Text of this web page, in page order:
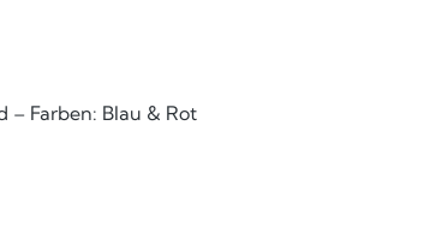
– Farben: Blau & Rot